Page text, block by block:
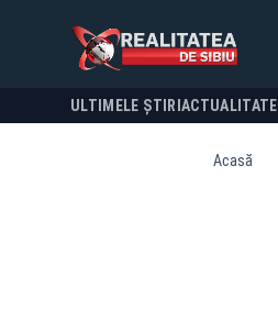
ULTIMELE ȘTIRI ACTUALITATE
Acasă